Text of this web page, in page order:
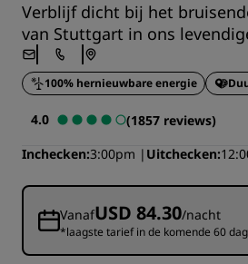
Verblijf dicht bij het
van Stuttgart in ons
100% hernieuwbare energie
4.0
(1857 reviews)
Inchecken 3:00pm Uitchecken
VanafUSD 84.30/nacht
*laagste tarief in de komende 60